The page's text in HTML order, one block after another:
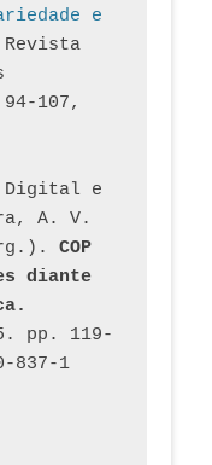
e
Revista
107,
Digital e
A. V.
COP
diante
pp. 119-
837-1